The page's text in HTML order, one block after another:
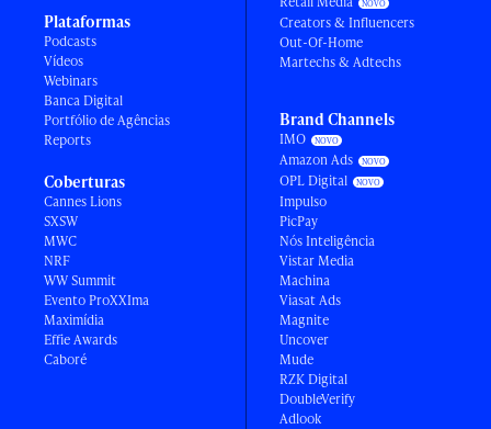
Plataformas
Podcasts
Vídeos
Webinars
Banca Digital
Portfólio de Agências
Reports
Coberturas
Cannes Lions
SXSW
MWC
NRF
WW Summit
Evento ProXXIma
Maximídia
Effie Awards
Caboré
Creators & Influencers
Out-Of-Home
Martechs & Adtechs
Brand Channels
IMO
Amazon Ads
OPL Digital
Impulso
PicPay
Nós Inteligência
Vistar Media
Machina
Viasat Ads
Magnite
Uncover
Mude
RZK Digital
DoubleVerify
Adlook